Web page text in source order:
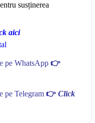
susținerea
aici
pe WhatsApp 👉
pe Telegram 👉 Click